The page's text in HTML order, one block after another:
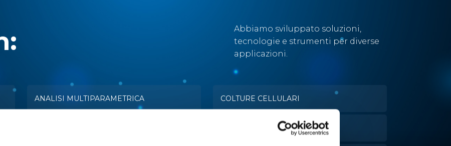
Abbiamo sviluppato soluzioni,
tecnologie e strumenti per diverse
applicazioni.
ANALISI MULTIPARAMETRICA COLTURE CELLULARI
EVAPORAZIONE